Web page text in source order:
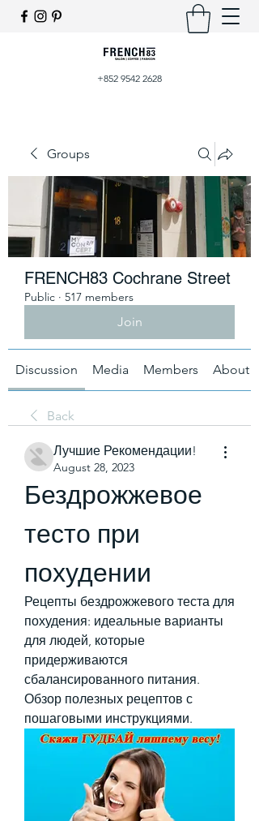
+852 9542 2628
Groups
FRENCH83 Cochrane Street
Public · 517 members
Join
Discussion Media Members About
Back
Лучшие Рекомендации!
August 28, 2023
Бездрожжевое
тесто при
похудении
Рецепты бездрожжевого теста для
похудения: идеальные варианты
для людей, которые
придерживаются
сбалансированного питания.
Обзор полезных рецептов с
пошаговыми инструкциями.